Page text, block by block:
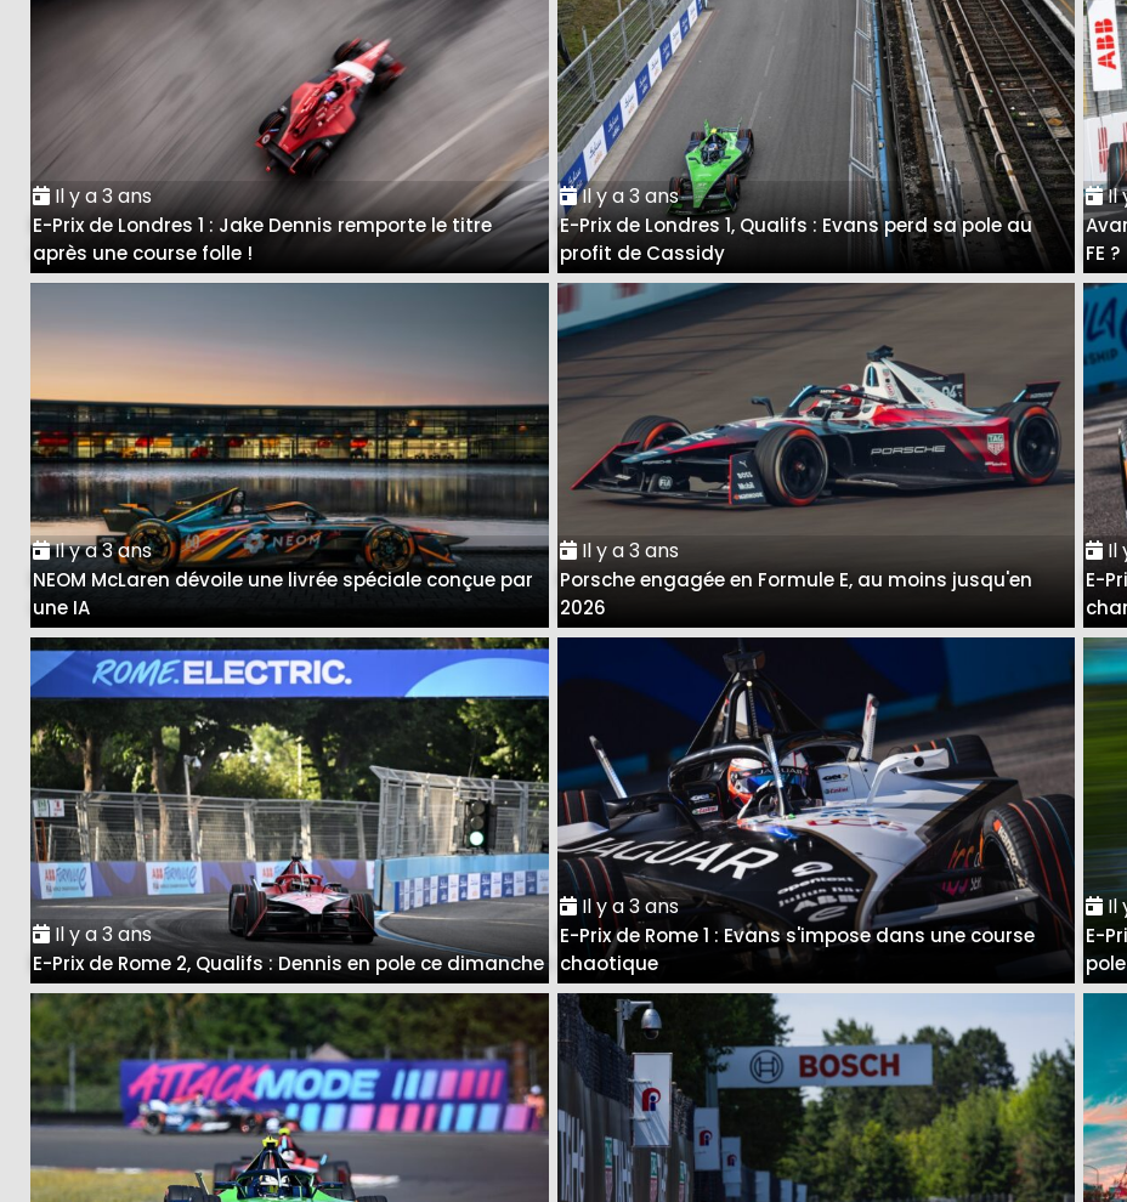
Il y a 3 ans
E-Prix de Londres 1 : Jake Dennis remporte le titre
après une course folle !
Il y a 3 ans
E-Prix de Londres 1, Qualifs : Evans perd sa pole au
profit de Cassidy
Il
FE ?
Il y a 3 ans
NEOM McLaren dévoile une livrée spéciale conçue par
une IA
Il y a 3 ans
Porsche engagée en Formule E, au moins jusqu'en
2026
Il
E-
Il y a 3 ans
E-Prix de Rome 2, Qualifs : Dennis en pole ce dimanche
Il y a 3 ans
E-Prix de Rome 1 : Evans s'impose dans une course
chaotique
Il
E-
pole